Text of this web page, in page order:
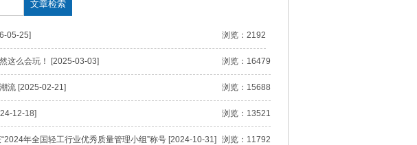
浏览：2192
05-25]
浏览：16479
这么会玩！ [2025-03-03]
浏览：15688
流 [2025-02-21]
浏览：13521
12-18]
浏览：11792
年全国轻工行业优秀质量管理小组”称号 [2024-10-31]